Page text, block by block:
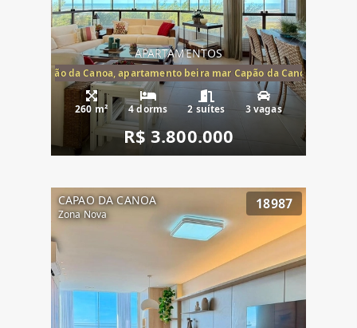
APARTAMENTOS
mar Capão da Canoa, apartamento beira mar Capão da Canoa,
260 m² 4 dorms 2 suítes 3 vagas
R$ 3.800.000
CAPAO DA CANOA
Zona Nova
18987